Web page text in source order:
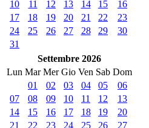
10
11 12 13 14 15
16
17
18 19 20 21 22
23
24
25 26 27 28 29
30
31
Settembre 2026
Lun Mar Mer Gio Ven Sab Dom
01
02 03 04 05
06
07
08 09 10 11 12
13
14
15 16 17 18 19
20
21
22 23 24 25 26
27